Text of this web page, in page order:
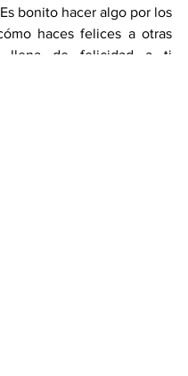
bonito hacer algo por los
haces felices a otras
llena de felicidad a ti